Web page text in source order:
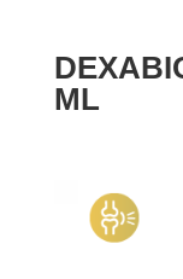
ML